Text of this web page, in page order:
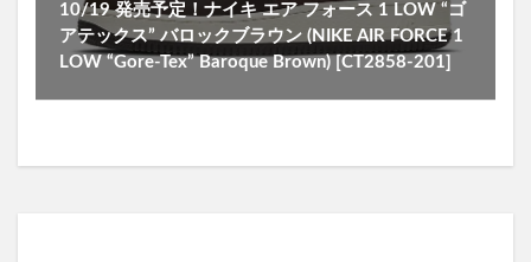
10/19 発売予定！ナイキ エア フォース 1 LOW “ゴ
アテックス” バロックブラウン (NIKE AIR FORCE 1
LOW “Gore-Tex” Baroque Brown) [CT2858-201]